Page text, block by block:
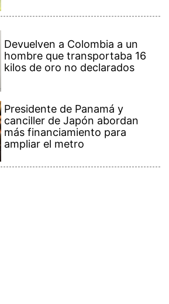
Devuelven a Colombia a un
hombre que transportaba 16
kilos de oro no declarados
Presidente de Panamá y
canciller de Japón abordan
más financiamiento para
ampliar el metro